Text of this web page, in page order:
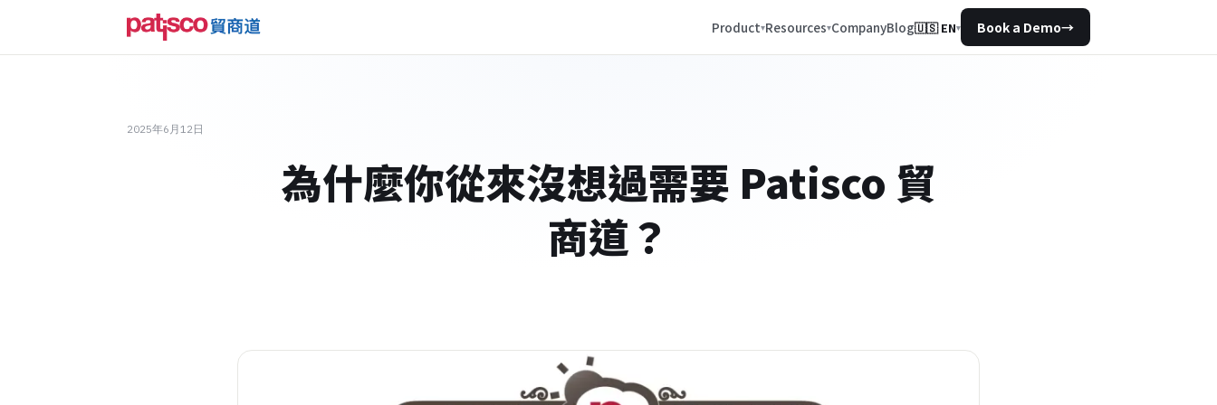
Product Resources CompanyBlog🇺🇸 EN▾ Book a Demo→
2025年6月12日
為什麼你從來沒想過需要 Patisco 貿
商道？